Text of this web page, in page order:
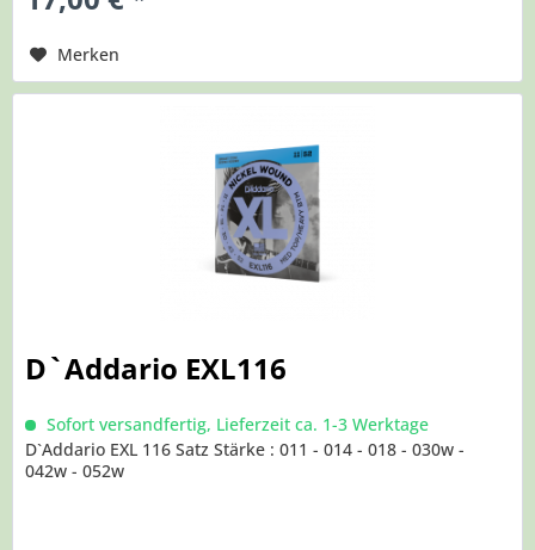
Merken
D`Addario EXL116
Sofort versandfertig, Lieferzeit ca. 1-3 Werktage
D`Addario EXL 116 Satz Stärke : 011 - 014 - 018 - 030w -
042w - 052w